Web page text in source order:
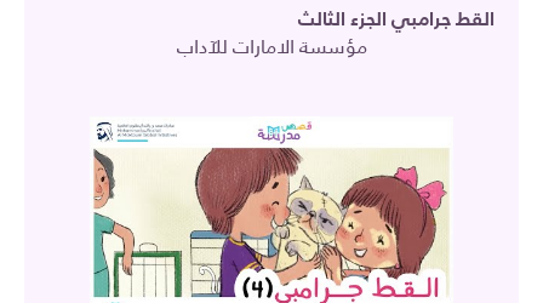
القط جرامبي الجزء الثالث
مؤسسة الامارات للآداب